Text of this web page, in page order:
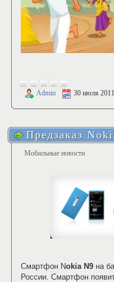
Admin 30 июля 2011
Предзаказ
Мобильные новости
Смартфон Nokia N9 на
России. Смартфон